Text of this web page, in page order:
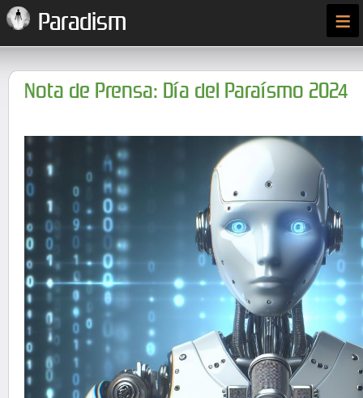
Paradism ≡
Nota de Prensa: Día del Paraísmo 2024